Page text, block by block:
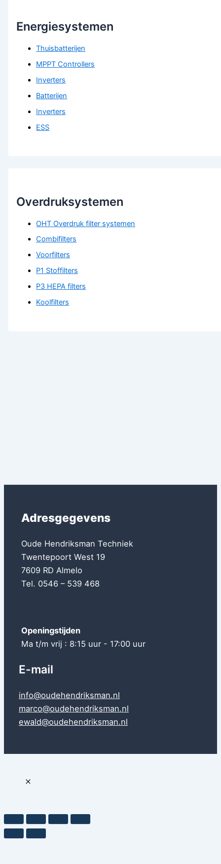
Energiesystemen
Thuisbatterijen
MPPT Controllers
Inverters
Batterijen
Inverters
ESS
Overdruksystemen
OHT Overdruk filter systemen
Combifilters
Voorfilters
P1 Stoffilters
P3 HEPA filters
Koolfilters
Adresgegevens
Oude Hendriksman Techniek
Twentepoort West 19
7609 RD Almelo
Tel. 0546 – 539 468
Openingstijden
Ma t/m vrij : 8:15 uur - 17:00 uur
E-mail
info@oudehendriksman.nl
marco@oudehendriksman.nl
ewald@oudehendriksman.nl